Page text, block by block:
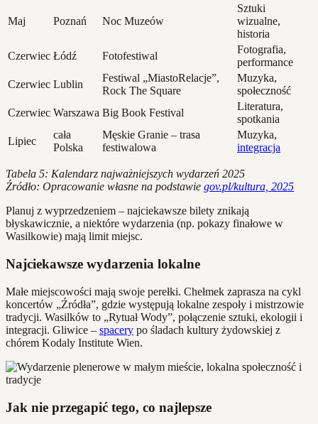
Maj Poznań Noc Muzeów
Sztuki
wizualne,
historia
Czerwiec Łódź Fotofestiwal
Fotografia,
performance
Czerwiec Lublin
Festiwal „MiastoRelacje”,
Rock The Square
Muzyka,
społeczność
Czerwiec Warszawa Big Book Festival
Literatura,
spotkania
Lipiec
cała
Polska
Męskie Granie – trasa
festiwalowa
Muzyka,
integracja
Tabela 5: Kalendarz najważniejszych wydarzeń 2025
Źródło: Opracowanie własne na podstawie gov.pl/kultura, 2025
Planuj z wyprzedzeniem – najciekawsze bilety znikają
błyskawicznie, a niektóre wydarzenia (np. pokazy finałowe w
Wasilkowie) mają limit miejsc.
Najciekawsze wydarzenia lokalne
Małe miejscowości mają swoje perełki. Chełmek zaprasza na cykl
koncertów „Źródła”, gdzie występują lokalne zespoły i mistrzowie
tradycji. Wasilków to „Rytuał Wody”, połączenie sztuki, ekologii i
integracji. Gliwice – spacery po śladach kultury żydowskiej z
chórem Kodaly Institute Wien.
Jak nie przegapić tego, co najlepsze